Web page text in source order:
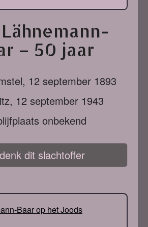
– 50 jaar
12 september 1893
12 september 1943
onbekend
dit slachtoffer
Baar op het Joods